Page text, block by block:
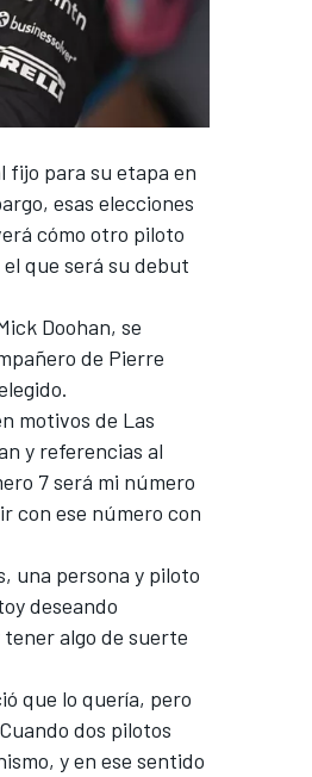
fijo para su etapa en
esas elecciones
cómo otro piloto
que será su debut
Doohan, se
de Pierre
motivos de Las
y referencias al
7 será mi número
con ese número con
una persona y piloto
deseando
algo de suerte
que lo quería, pero
dos pilotos
y en ese sentido